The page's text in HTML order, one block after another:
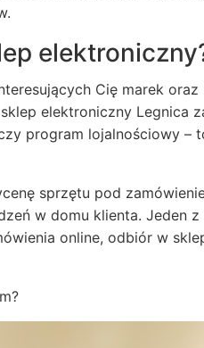
Cię marek oraz
elektroniczny Legnica
program lojalnościowy –
sprzętu pod
w domu klienta. Jeden
online, odbiór w